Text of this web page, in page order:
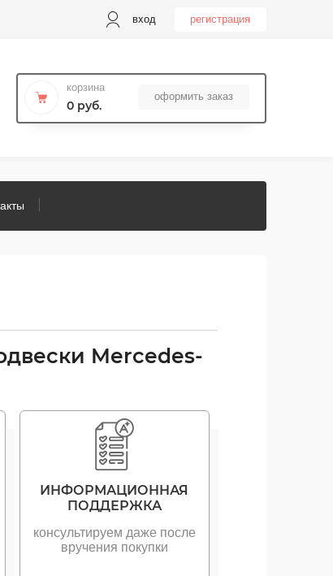
вход регистрация
корзина
0 руб.
оформить заказ
Mercedes-
ИНФОРМАЦИОННАЯ
ПОДДЕРЖКА
консультируем даже после
вручения покупки